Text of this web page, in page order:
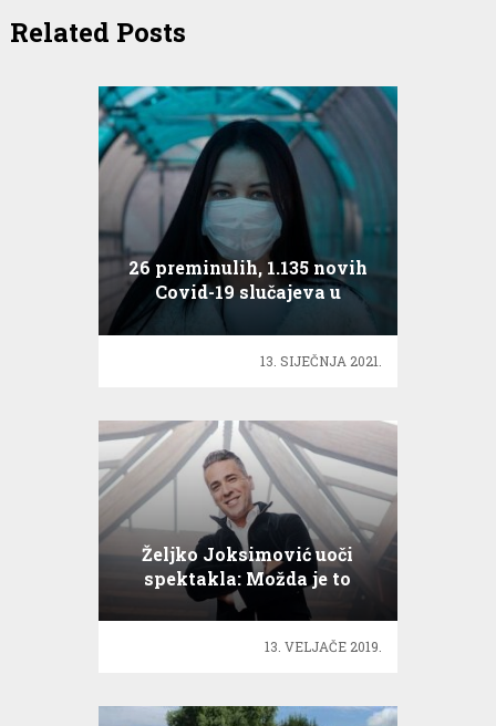
Related Posts
26 preminulih, 1.135 novih
Covid-19 slučajeva u
Hrvatskoj
13. SIJEČNJA 2021.
Željko Joksimović uoči
spektakla: Možda je to
ljubav
13. VELJAČE 2019.